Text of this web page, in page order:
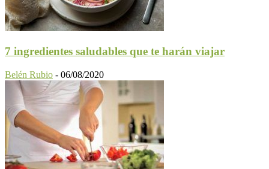
7 ingredientes saludables que te harán viajar
Belén Rubio - 06/08/2020